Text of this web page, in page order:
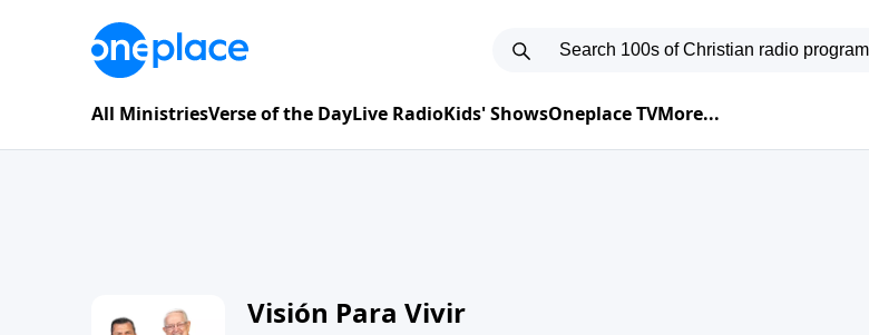
All MinistriesVerse of the DayLive RadioKids' ShowsOneplace TVMore...
Visión Para Vivir